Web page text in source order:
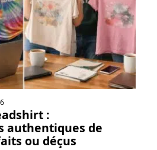
:
authentiques de
ou déçus